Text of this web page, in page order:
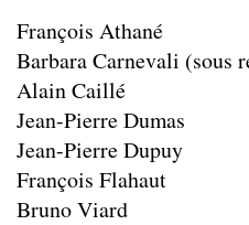
François Athané
Barbara Carnevali (sous
Alain Caillé
Jean-Pierre Dumas
Jean-Pierre Dupuy
François Flahaut
Bruno Viard